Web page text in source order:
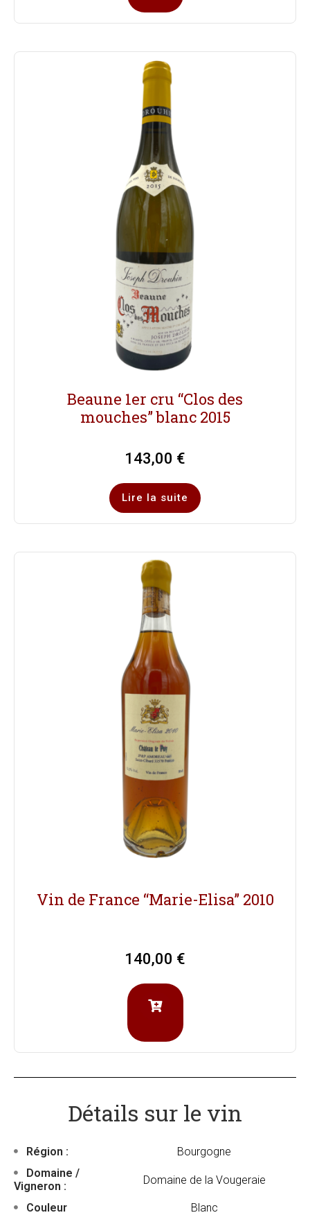
Beaune 1er cru “Clos des
mouches” blanc 2015
143,00 €
Lire la suite
Vin de France “Marie-Elisa” 2010
140,00 €
Détails sur le vin
Région :
Bourgogne
Domaine /
Vigneron :
Domaine de la Vougeraie
Couleur Blanc